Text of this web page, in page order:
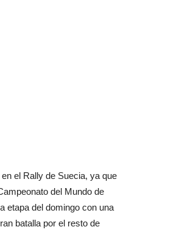
el Rally de Suecia, ya que
del Mundo de
etapa del domingo con una
batalla por el resto de